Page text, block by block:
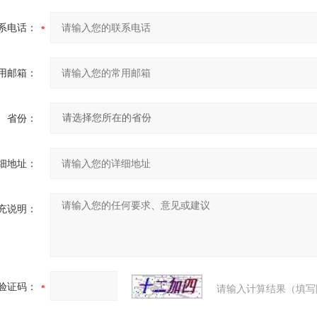
电话：
邮箱：
省份：
地址：
说明：
证码： 请输入计算结果（填